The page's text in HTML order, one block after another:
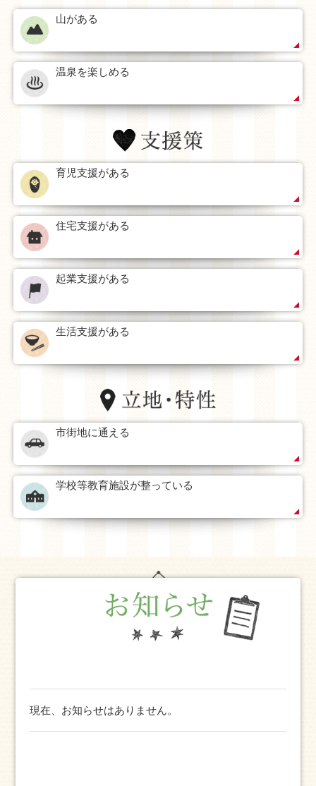
山がある
温泉を楽しめる
育児支援がある
住宅支援がある
起業支援がある
生活支援がある
市街地に通える
学校等教育施設が整っている
現在、お知らせはありません。